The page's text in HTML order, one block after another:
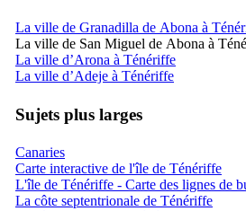
La ville de Granadilla de Abona à
La ville de San Miguel de Abona à
La ville d’Arona à Ténériffe
La ville d’Adeje à Ténériffe
Sujets plus larges
Canaries
Carte interactive de l'île de Ténériffe
L'île de Ténériffe - Carte des lignes de
La côte septentrionale de Ténériffe